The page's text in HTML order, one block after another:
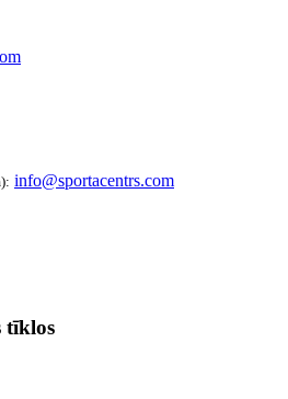
info@sportacentrs.com
tīklos